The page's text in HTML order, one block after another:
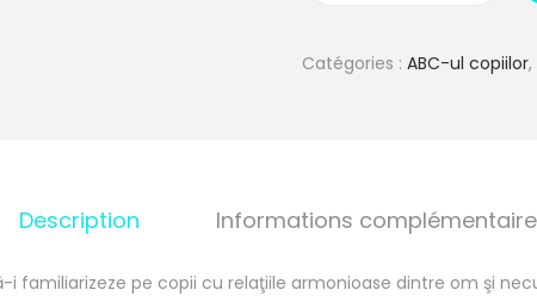
Catégories : ABC-ul copiilor,
Description Informations
i familiarizeze pe copii cu relaţiile armonioase dintre om şi